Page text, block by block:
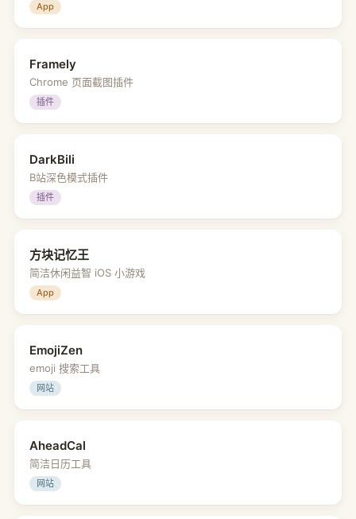
App
Framely
Chrome 页面截图插件
插件
DarkBili
B站深色模式插件
插件
方块记忆王
简洁休闲益智 iOS 小游戏
App
EmojiZen
emoji 搜索工具
网站
AheadCal
简洁日历工具
网站